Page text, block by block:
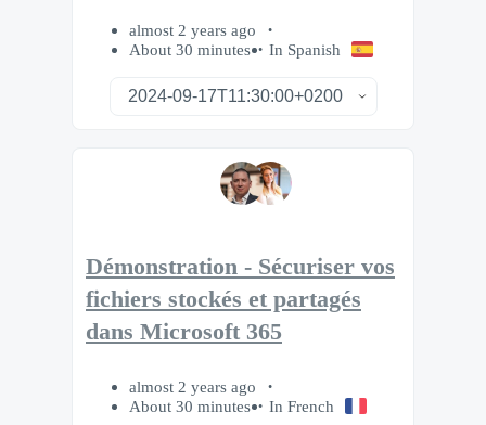
almost 2 years ago
About 30 minutes
In Spanish
Démonstration - Sécuriser vos
fichiers stockés et partagés
dans Microsoft 365
almost 2 years ago
About 30 minutes
In French